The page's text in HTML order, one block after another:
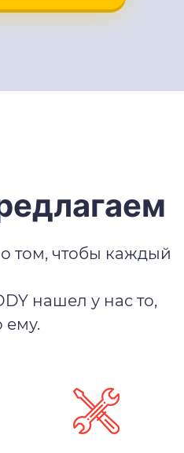
том, чтобы каждый
нашел у нас то,
ему.